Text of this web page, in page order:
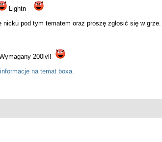
Lightn
pod tym tematem oraz proszę zgłosić się w grze.
200lvl!
na temat boxa.